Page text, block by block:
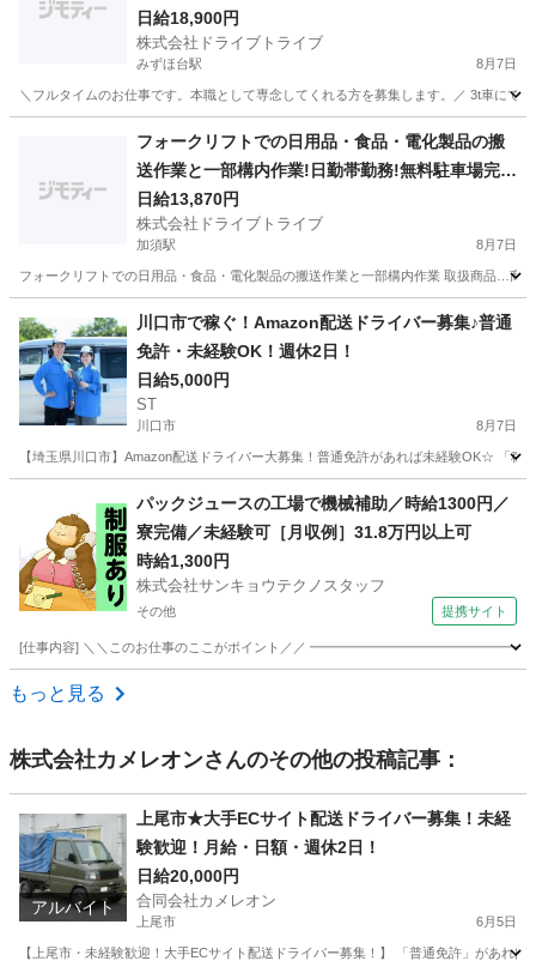
日給18,900円
株式会社ドライブトライブ
みずほ台駅 8月7日
＼フルタイムのお仕事です。本職として専念してくれる方を募集します。／ 3t車
みずほ台駅 ドライバー 番号
フォークリフトでの日用品・食品・電化製品の搬
送作業と一部構内作業!日勤帯勤務!無料駐車場完
備!DR:HJ013-02Y
日給13,870円
株式会社ドライブトライブ
加須駅 8月7日
フォークリフトでの日用品・食品・電化製品の搬送作業と一部構内作業 取扱商品…
加須駅 その他 フォークリフト
川口市で稼ぐ！Amazon配送ドライバー募集♪普通
免許・未経験OK！週休2日！
日給5,000円
ST
川口市 8月7日
【埼玉県川口市】Amazon配送ドライバー大募集！普通免許があれば未経験OK☆ 「
ドライバー Amazon
パックジュースの工場で機械補助／時給1300円／
寮完備／未経験可［月収例］31.8万円以上可
時給1,300円
株式会社サンキョウテクノスタッフ
その他 提携サイト
[仕事内容] ＼＼このお仕事のここがポイント／／ ━━━━━━━━━━━━━━━━━ ◎
埼玉 その他
もっと見る
株式会社カメレオンさんのその他の投稿記事：
アルバイト
上尾市★大手ECサイト配送ドライバー募集！未経
験歓迎！月給・日額・週休2日！
日給20,000円
合同会社カメレオン
上尾市 6月5日
【上尾市・未経験歓迎！大手ECサイト配送ドライバー募集！】 「普通免許」があれ